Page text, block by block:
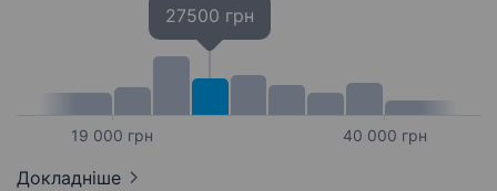
19 000 грн
27500 грн
40 000 грн
Докладніше